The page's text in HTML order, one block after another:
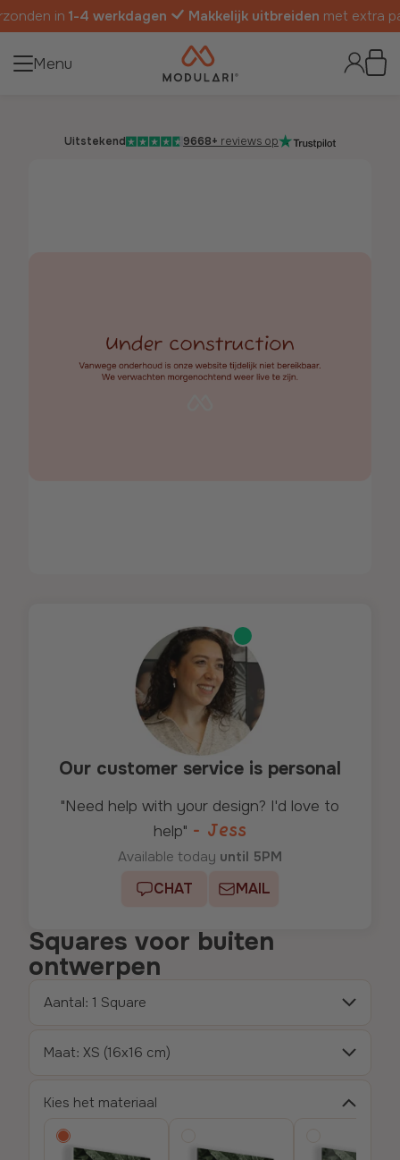
in1-4 werkdagen Makkelijk uitbreidenmet extra
Menu
Uitstekend 9668+ reviews op
Our customer service is personal
"Need help with your design? I'd love to
help" - Jess
Available today until 5PM
CHAT MAIL
Squares voor buiten
ontwerpen
Aantal: 1 Square
maat: XS (16x16 cm)
Kies het materiaal